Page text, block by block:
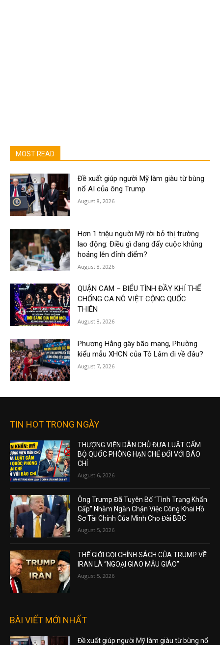
MOST READ
Đề xuất giúp người Mỹ làm giàu từ bùng
nổ AI của ông Trump
August 8, 2026
Hơn 1 triệu người Mỹ rời bỏ thị trường
lao động: Điều gì đang đẩy cuộc khủng
hoảng lên đỉnh điểm?
August 8, 2026
QUẬN CAM – BIỂU TÌNH ĐẦY KHÍ THẾ
CHỐNG CA NÔ VIỆT CỘNG QUỐC
THIÊN
August 8, 2026
Phương Hằng gây bão mạng, Phường
kiểu mẫu XHCN của Tô Lâm đi về đâu?
August 7, 2026
TIN HOT TRONG NGÀY
THƯỢNG VIỆN DÂN CHỦ ĐƯA LUẬT CẤM
BỘ QUỐC PHÒNG HẠN CHẾ ĐỐI VỚI BÁO
CHÍ
August 6, 2026
Ông Trump Đã Tuyên Bố “Tình Trạng Khẩn
Cấp” Nhằm Ngăn Chặn Việc Công Khai Hồ
Sơ Tài Chính Của Mình Cho Đài BBC
August 5, 2026
THẾ GIỚI GỌI CHÍNH SÁCH CỦA TRUMP VỀ
IRAN LÀ “NGOẠI GIAO MẪU GIÁO”
August 5, 2026
BÀI VIẾT MỚI NHẤT
Đề xuất giúp người Mỹ làm giàu từ bùng nổ